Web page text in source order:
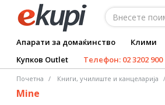
Апарати за домаќинство Клими
Купков Outlet
Телефон: 02 3202 900
Почетна Книги, училиште и канцеларија
Mine